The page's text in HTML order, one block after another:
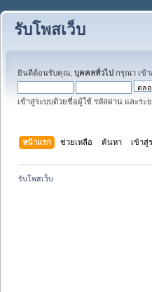
รับโพสเว็บ
ยินดีต้อนรับคุณ, บุคคลทั่วไป กรุณา เข้
เข้าสู่ระบบด้วยชื่อผู้ใช้ รหัสผ่าน และระ
หน้าแรก ช่วยเหลือ ค้นหา เข้าสู่
รับโพสเว็บ